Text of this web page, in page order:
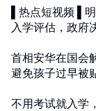
▌热点短视频 ▌
入学评估，政府
首相安华在国会
避免孩子过早被
不用考试就入学